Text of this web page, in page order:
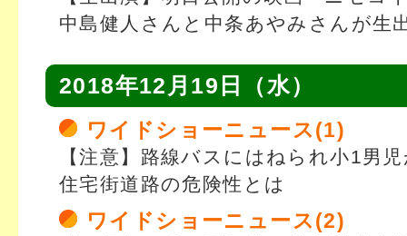
中島健人さんと中条あやみさんが生
2018年12月19日（水）
ワイドショーニュース(1)
【注意】路線バスにはねられ小1男
住宅街道路の危険性とは
ワイドショーニュース(2)